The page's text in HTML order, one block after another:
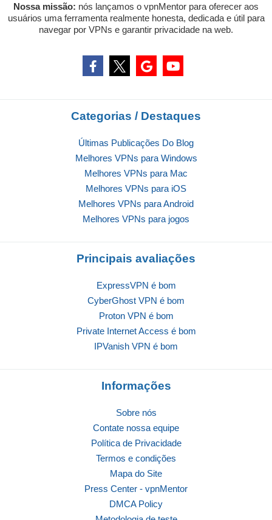
Nossa missão: nós lançamos o vpnMentor para oferecer aos
usuários uma ferramenta realmente honesta, dedicada e útil para
navegar por VPNs e garantir privacidade na web.
Categorias / Destaques
Últimas Publicações Do Blog
Melhores VPNs para Windows
Melhores VPNs para Mac
Melhores VPNs para iOS
Melhores VPNs para Android
Melhores VPNs para jogos
Principais avaliações
ExpressVPN é bom
CyberGhost VPN é bom
Proton VPN é bom
Private Internet Access é bom
IPVanish VPN é bom
Informações
Sobre nós
Contate nossa equipe
Política de Privacidade
Termos e condições
Mapa do Site
Press Center - vpnMentor
DMCA Policy